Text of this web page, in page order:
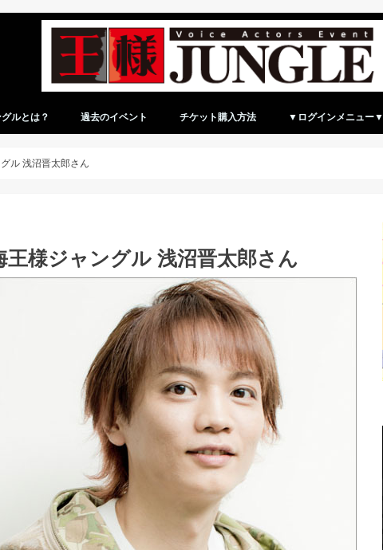
ルとは？ 過去のイベント チケット購入方法 ▼ログインメニュー▼
ル 浅沼晋太郎さん
様ジャングル 浅沼晋太郎さん